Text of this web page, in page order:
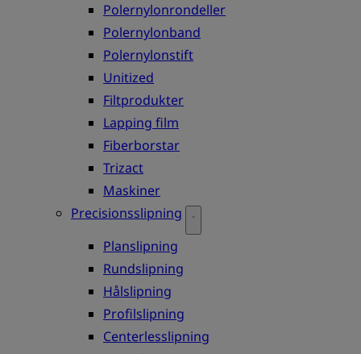
Polernylonrondeller
Polernylonband
Polernylonstift
Unitized
Filtprodukter
Lapping film
Fiberborstar
Trizact
Maskiner
Precisionsslipning
Planslipning
Rundslipning
Hålslipning
Profilslipning
Centerlesslipning